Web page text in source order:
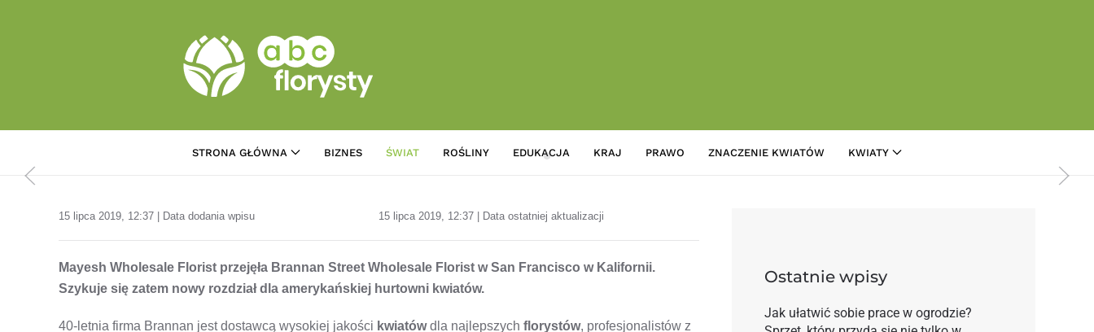
STRONA GŁÓWNA BIZNES ŚWIAT ROŚLINY EDUKACJA KRAJ PRAWO ZNACZENIE KWIATÓW KWIATY
15 lipca 2019, 12:37 | Data dodania wpisu 15 lipca 2019, 12:37 | Data ostatniej aktualizacji
Mayesh Wholesale Florist przejęła Brannan Street Wholesale Florist w San Francisco w Kalifornii.
Szykuje się zatem nowy rozdział dla amerykańskiej hurtowni kwiatów.
40-letnia firma Brannan jest dostawcą wysokiej jakości kwiatówdla najlepszych florystów, profesjonalistów z
Ostatnie wpisy
Jak ułatwić sobie prace w ogrodzie?